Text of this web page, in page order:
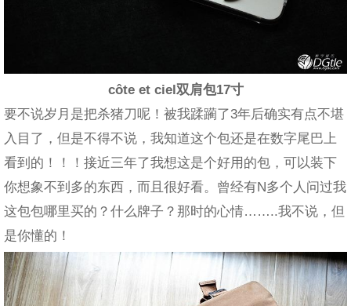
côte et ciel双肩包17寸
要不说岁月是把杀猪刀呢！被我蹂躏了3年后确实有点不堪
入目了，但是不得不说，我知道这个包还是在数字尾巴上
看到的！！！接近三年了我想这是个好用的包，可以装下
你想象不到多的东西，而且很好看。曾经有N多个人问过我
这包包哪里买的？什么牌子？那时的心情……..我不说，但
是你懂的！